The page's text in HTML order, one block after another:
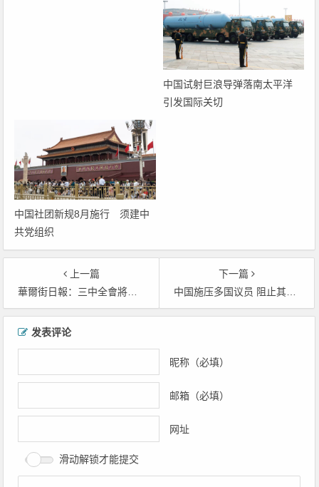
中国试射巨浪导弹落南太平洋
引发国际关切
中国社团新规8月施行 须建中
共党组织
上一篇
華爾街日報：三中全會將為習近平願景背書 拖累中國經濟
下一篇
中国施压多国议员 阻止其参加在台峰会
文章导航
发表评论
昵称（必填）
邮箱（必填）
网址
滑动解锁才能提交